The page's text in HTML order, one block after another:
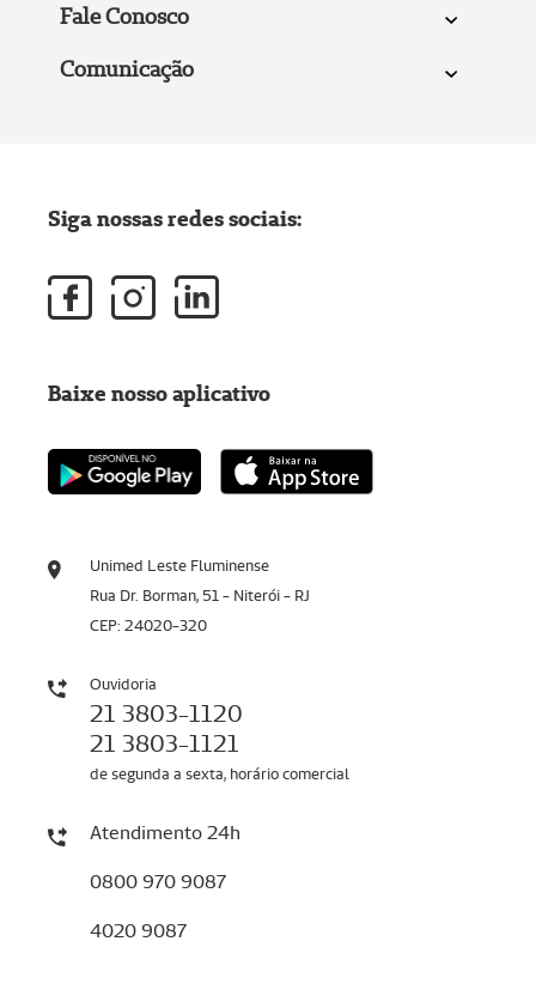
Fale Conosco
Comunicação
Unimed Leste Fluminense
Rua Dr. Borman, 51 - Niterói - RJ
CEP: 24020-320
Ouvidoria
21 3803-1120
21 3803-1121
de segunda a sexta, horário comercial
Atendimento 24h
0800 970 9087
4020 9087
Siga nossas redes sociais:
Baixe nosso aplicativo